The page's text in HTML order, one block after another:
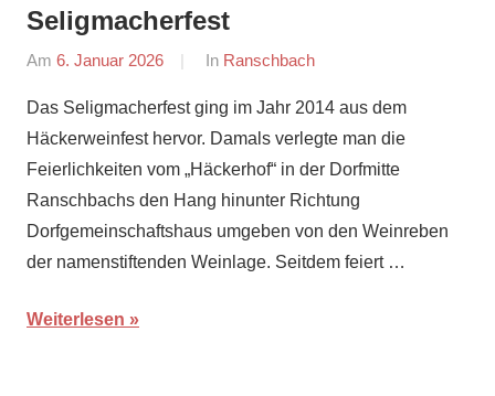
Seligmacherfest
Am 6. Januar 2026
Von
In Ranschbach
Das Seligmacherfest ging im Jahr 2014 aus dem
Häckerweinfest hervor. Damals verlegte man die
Feierlichkeiten vom „Häckerhof“ in der Dorfmitte
Ranschbachs den Hang hinunter Richtung
Dorfgemeinschaftshaus umgeben von den Weinreben
der namenstiftenden Weinlage. Seitdem feiert …
Weiterlesen